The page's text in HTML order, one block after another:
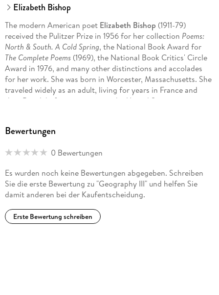
Elizabeth Bishop
The modern American poet Elizabeth Bishop (1911-79)
received the Pulitzer Prize in 1956 for her collection Poems:
North & South. A Cold Spring, the National Book Award for
The Complete Poems (1969), the National Book Critics' Circle
Award in 1976, and many other distinctions and accolades
for her work. She was born in Worcester, Massachusetts. She
traveled widely as an adult, living for years in France and
then Brazil, before returning to the United States.
Bewertungen
0 Bewertungen
Es wurden noch keine Bewertungen abgegeben. Schreiben
Sie die erste Bewertung zu "Geography III" und helfen Sie
damit anderen bei der Kaufentscheidung.
Erste Bewertung schreiben